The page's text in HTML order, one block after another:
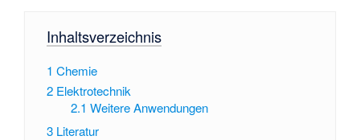
Inhaltsverzeichnis
1 Chemie
2 Elektrotechnik
2.1 Weitere Anwendungen
3 Literatur